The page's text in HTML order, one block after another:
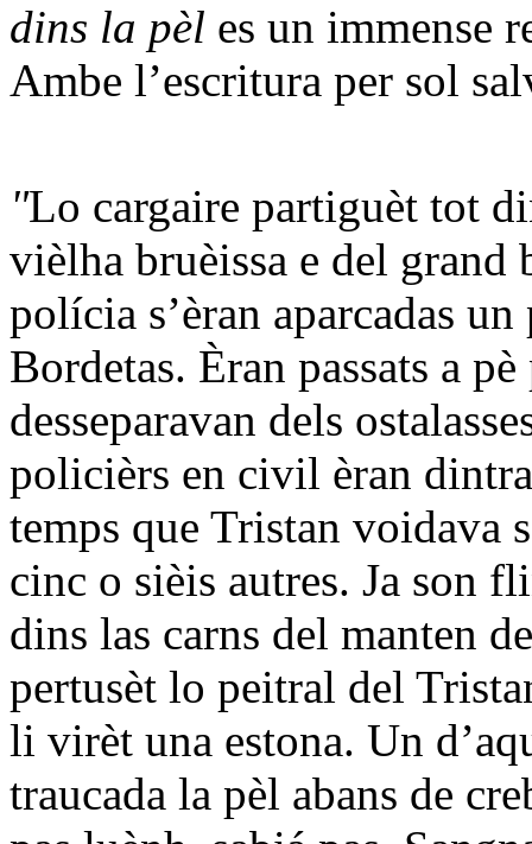
dins la pèl es un immense
Ambe l’escritura per sol
"Lo cargaire partiguèt tot
vièlha bruèissa e del grand
polícia s’èran aparcadas
Bordetas. Èran passats a
desseparavan dels
policièrs en civil èran
temps que Tristan voidava
cinc o sièis autres. Ja son
dins las carns del manten
pertusèt lo peitral del
li virèt una estona. Un
traucada la pèl abans de